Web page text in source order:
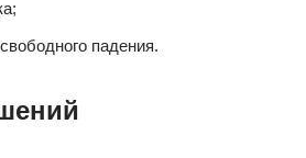
падения.